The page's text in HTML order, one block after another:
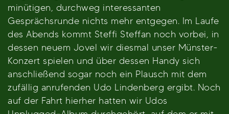
minütigen, durchweg interessanten
Gesprächsrunde nichts mehr entgegen. Im Laufe
des Abends kommt Steffi Steffan noch vorbei, in
dessen neuem Jovel wir diesmal unser Münster-
Konzert spielen und über dessen Handy sich
anschließend sogar noch ein Plausch mit dem
zufällig anrufenden Udo Lindenberg ergibt. Noch
auf der Fahrt hierher hatten wir Udos